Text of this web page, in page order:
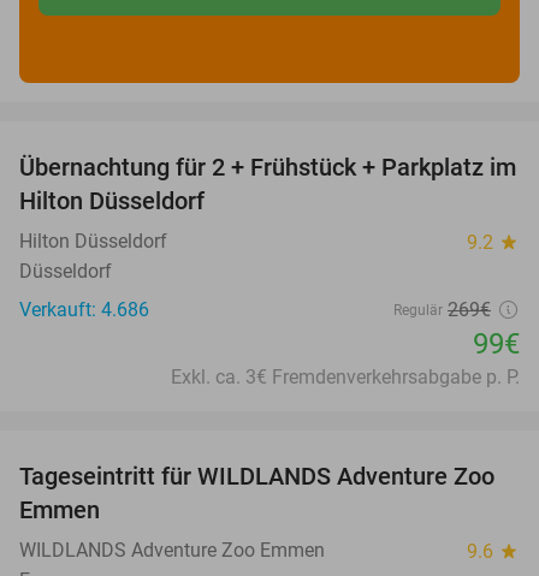
63%
Übernachtung für 2 + Frühstück + Parkplatz im
Hilton Düsseldorf
Hilton Düsseldorf 9.2 star
Düsseldorf
Verkauft: 4.686
Regulär 269€
99€
Exkl. ca. 3€ Fremdenverkehrsabgabe p. P.
24%
Tageseintritt für WILDLANDS Adventure Zoo
Emmen
WILDLANDS Adventure Zoo Emmen 9.6 star